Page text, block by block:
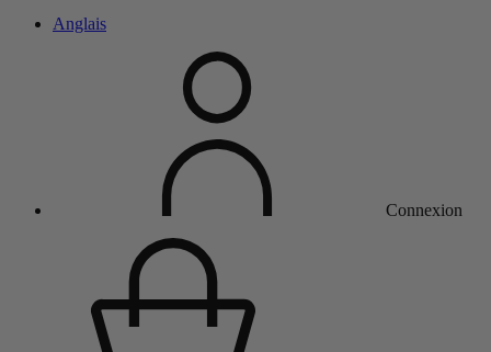
Anglais
Connexion